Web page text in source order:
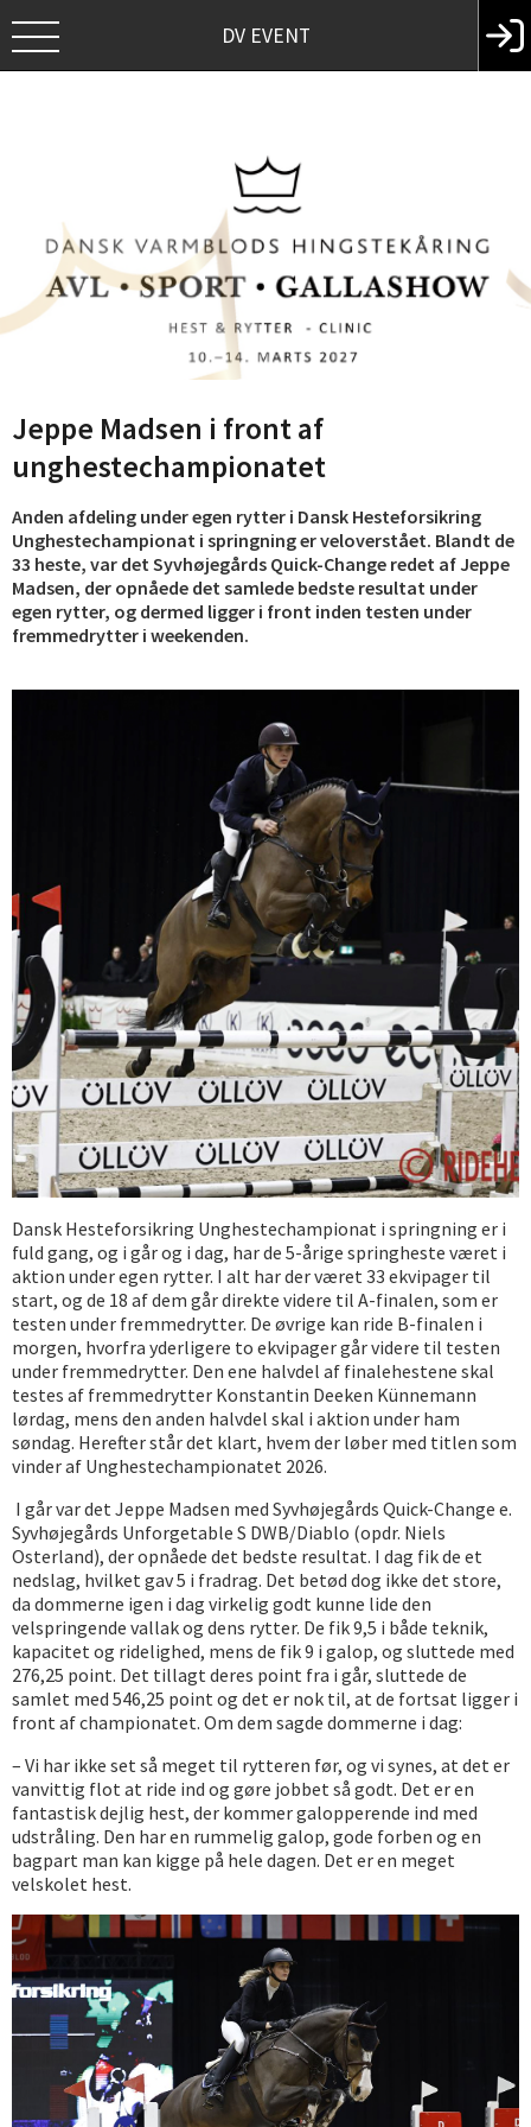
DV EVENT
Jeppe Madsen i front af
unghestechampionatet
Anden afdeling under egen rytter i Dansk Hesteforsikring
Unghestechampionat i springning er veloverstået. Blandt de
33 heste, var det Syvhøjegårds Quick-Change redet af Jeppe
Madsen, der opnåede det samlede bedste resultat under
egen rytter, og dermed ligger i front inden testen under
fremmedrytter i weekenden.
Dansk Hesteforsikring Unghestechampionat i springning er i
fuld gang, og i går og i dag, har de 5-årige springheste været i
aktion under egen rytter. I alt har der været 33 ekvipager til
start, og de 18 af dem går direkte videre til A-finalen, som er
testen under fremmedrytter. De øvrige kan ride B-finalen i
morgen, hvorfra yderligere to ekvipager går videre til testen
under fremmedrytter. Den ene halvdel af finalehestene skal
testes af fremmedrytter Konstantin Deeken Künnemann
lørdag, mens den anden halvdel skal i aktion under ham
søndag. Herefter står det klart, hvem der løber med titlen som
vinder af Unghestechampionatet 2026.
I går var det Jeppe Madsen med Syvhøjegårds Quick-Change e.
Syvhøjegårds Unforgetable S DWB/Diablo (opdr. Niels
Osterland), der opnåede det bedste resultat. I dag fik de et
nedslag, hvilket gav 5 i fradrag. Det betød dog ikke det store,
da dommerne igen i dag virkelig godt kunne lide den
velspringende vallak og dens rytter. De fik 9,5 i både teknik,
kapacitet og ridelighed, mens de fik 9 i galop, og sluttede med
276,25 point. Det tillagt deres point fra i går, sluttede de
samlet med 546,25 point og det er nok til, at de fortsat ligger i
front af championatet. Om dem sagde dommerne i dag:
– Vi har ikke set så meget til rytteren før, og vi synes, at det er
vanvittig flot at ride ind og gøre jobbet så godt. Det er en
fantastisk dejlig hest, der kommer galopperende ind med
udstråling. Den har en rummelig galop, gode forben og en
bagpart man kan kigge på hele dagen. Det er en meget
velskolet hest.